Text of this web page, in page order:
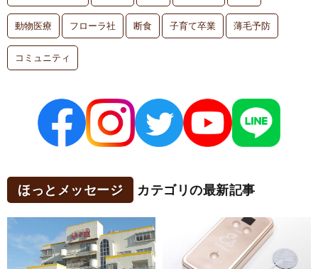
動物医療 フローラ社 断食 子育て卒業 薄毛予防
コミュニティ
ほっとメッセージ カテゴリの最新記事